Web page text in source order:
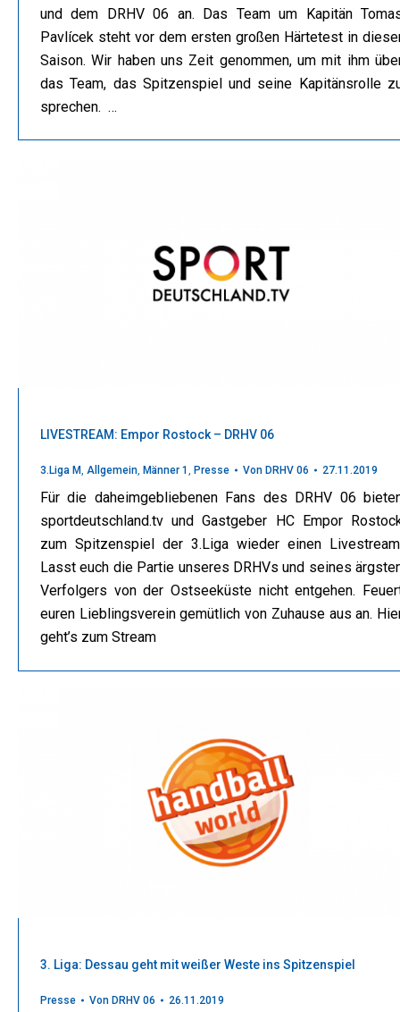
und dem DRHV 06 an. Das Team um Kapitän
Pavlícek steht vor dem ersten großen Härtetest in
Saison. Wir haben uns Zeit genommen, um mit ihm
das Team, das Spitzenspiel und seine Kapitänsrolle
sprechen. …
LIVESTREAM: Empor Rostock – DRHV 06
3.Liga M, Allgemein, Männer 1 , Presse Von DRHV 06 27.11.2019
Für die daheimgebliebenen Fans des DRHV 06
sportdeutschland.tv und Gastgeber HC Empor
zum Spitzenspiel der 3.Liga wieder einen
Lasst euch die Partie unseres DRHVs und seines
Verfolgers von der Ostseeküste nicht entgehen.
euren Lieblingsverein gemütlich von Zuhause aus an.
geht’s zum Stream
3. Liga: Dessau geht mit weißer Weste ins Spitzenspiel
Presse Von DRHV 06 26.11.2019